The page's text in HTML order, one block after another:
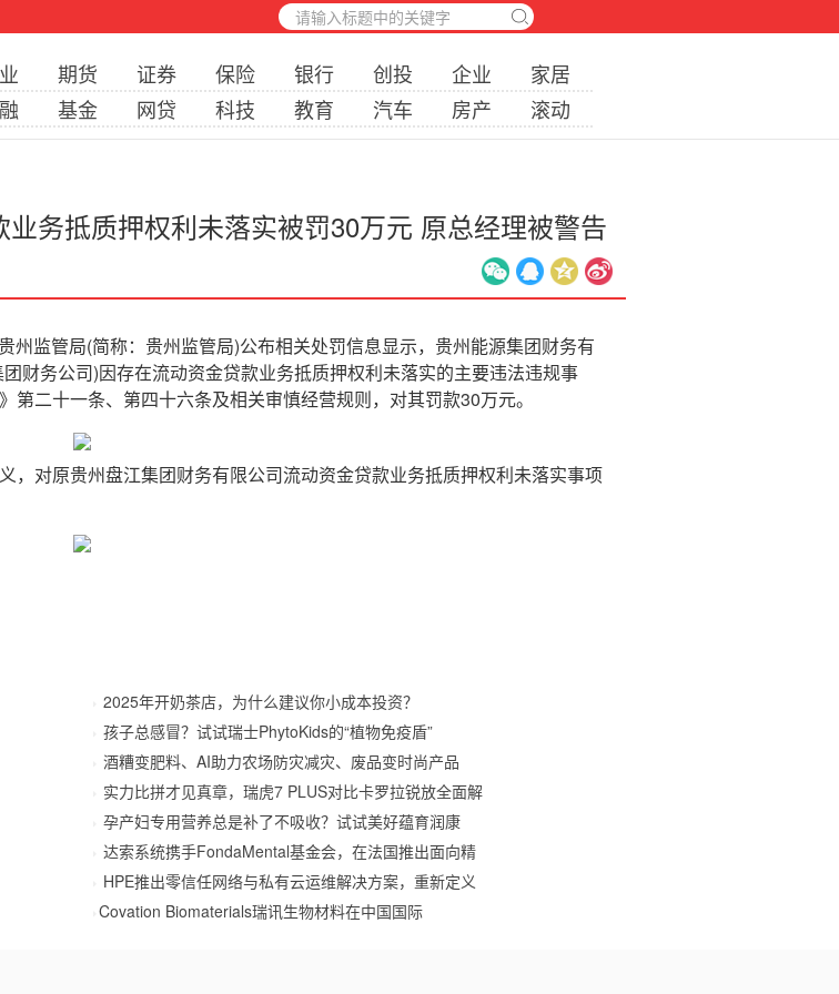
期货 证券 保险 银行 创投 企业
家居
基金 网贷 科技 教育 汽车 房产 滚动
务抵质押权利未落实被罚30万元 原总经理被警告
监管局(简称：贵州监管局)公布相关处罚信息显示，贵州能源集团财务有
财务公司)因存在流动资金贷款业务抵质押权利未落实的主要违法违规事
二十一条、第四十六条及相关审慎经营规则，对其罚款30万元。
对原贵州盘江集团财务有限公司流动资金贷款业务抵质押权利未落实事项
2025年开奶茶店，为什么建议你小成本投资？
孩子总感冒？试试瑞士PhytoKids的“植物免疫盾”
酒糟变肥料、AI助力农场防灾减灾、废品变时尚产品
实力比拼才见真章，瑞虎7 PLUS对比卡罗拉锐放全面解
孕产妇专用营养总是补了不吸收？试试美好蕴育润康
达索系统携手FondaMental基金会，在法国推出面向精
HPE推出零信任网络与私有云运维解决方案，重新定义
​Covation Biomaterials瑞讯生物材料在中国国际